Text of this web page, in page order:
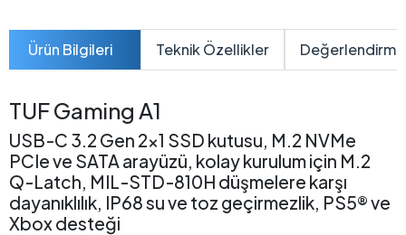
Ürün Bilgileri Teknik Özellikler
TUF Gaming A1
USB-C 3.2 Gen 2x1 SSD kutusu, M.2 NVMe
PCIe ve SATA arayüzü, kolay kurulum için M.2
Q-Latch, MIL-STD-810H düşmelere karşı
dayanıklılık, IP68 su ve toz geçirmezlik, PS5® ve
Xbox desteği